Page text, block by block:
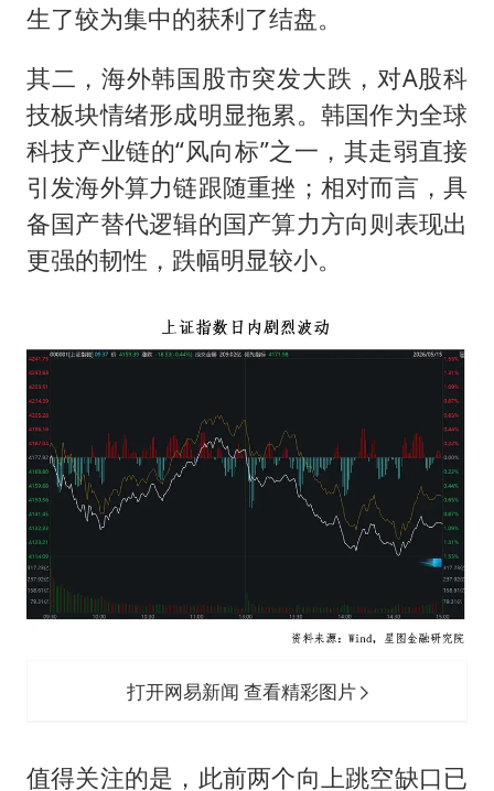
生了较为集中的获利了结盘。
其二，海外韩国股市突发大跌，对A股科
技板块情绪形成明显拖累。韩国作为全球
科技产业链的“风向标”之一，其走弱直接
引发海外算力链跟随重挫；相对而言，具
备国产替代逻辑的国产算力方向则表现出
更强的韧性，跌幅明显较小。
打开网易新闻 查看精彩图片
值得关注的是，此前两个向上跳空缺口已